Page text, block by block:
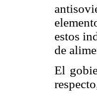
estos
de
El